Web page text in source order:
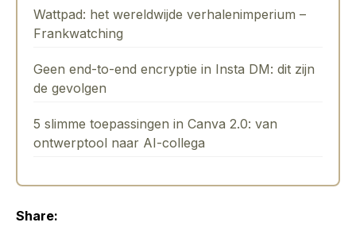
Wattpad: het wereldwijde verhalenimperium –
Frankwatching
Geen end-to-end encryptie in Insta DM: dit zijn
de gevolgen
5 slimme toepassingen in Canva 2.0: van
ontwerptool naar AI-collega
Share: